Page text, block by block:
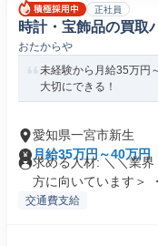
正社員
時計・宝飾品の買取
おたからや
未経験から月給35万円
大切にできる！
愛知県一宮市新生
月給35万円～40万円
求める人材: ＼＼業
方に向いています＞
交通費支給